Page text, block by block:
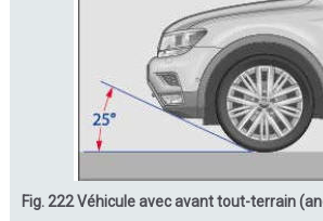
Fig. 222 Véhicule avec avant tout-terrain